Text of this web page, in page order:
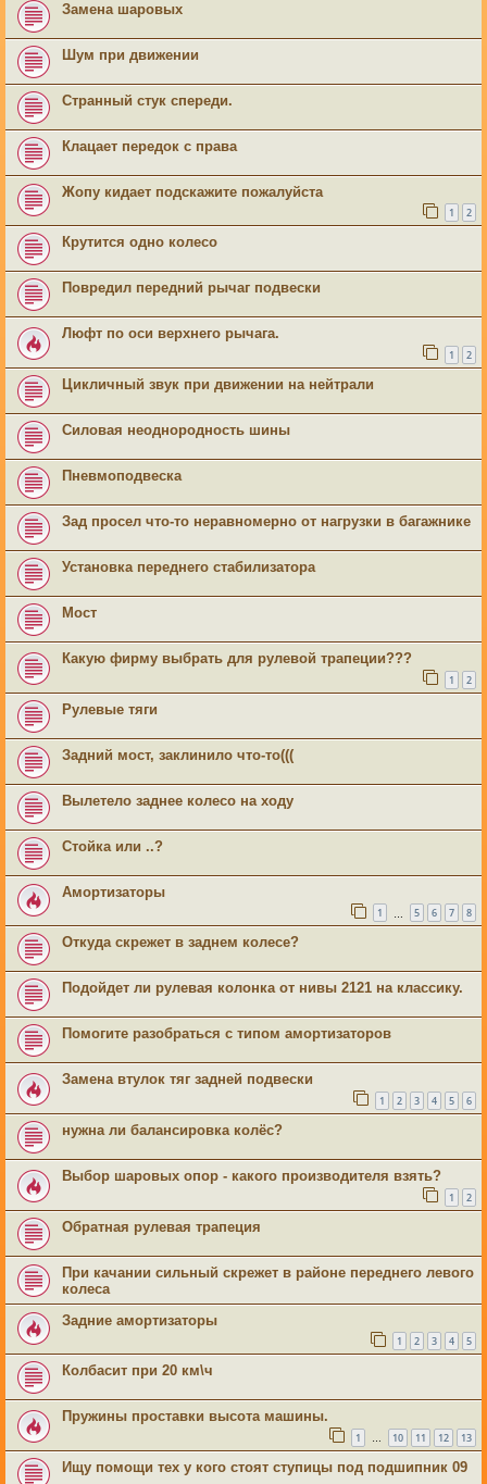
Замена шаровых
Шум при движении
Странный стук спереди.
Клацает передок с права
Жопу кидает подскажите пожалуйста
1 2
Крутится одно колесо
Повредил передний рычаг подвески
Люфт по оси верхнего рычага.
1 2
Цикличный звук при движении на нейтрали
Силовая неоднородность шины
Пневмоподвеска
Зад просел что-то неравномерно от нагрузки в багажнике
Установка переднего стабилизатора
Мост
Какую фирму выбрать для рулевой трапеции???
1 2
Рулевые тяги
Задний мост, заклинило что-то(((
Вылетело заднее колесо на ходу
Стойка или ..?
Амортизаторы
1 5 6 7 8
Откуда скрежет в заднем колесе?
Подойдет ли рулевая колонка от нивы 2121 на классику.
Помогите разобраться с типом амортизаторов
Замена втулок тяг задней подвески
1 2 3 4 5 6
нужна ли балансировка колёс?
Выбор шаровых опор - какого производителя взять?
1 2
Обратная рулевая трапеция
При качании сильный скрежет в районе переднего левого
колеса
Задние амортизаторы
1 2 3 4 5
Колбасит при 20 км\ч
Пружины проставки высота машины.
1 … 10 11 12 13
Ищу помощи тех у кого стоят ступицы под подшипник 09